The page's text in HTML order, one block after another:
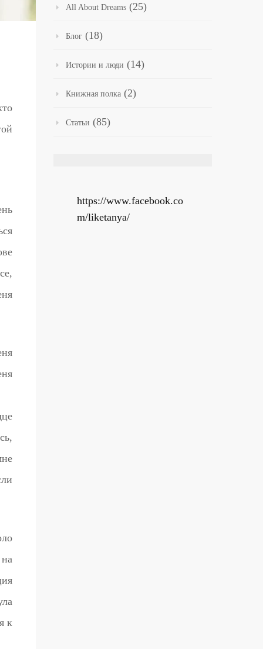
к
All About Dreams (25)
Блог (18)
Истории и люди (14)
Книжная полка (2)
Статьи (85)
https://www.facebook.co
m/liketanya/